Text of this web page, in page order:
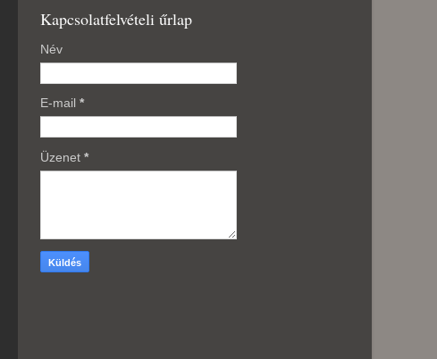
Kapcsolatfelvételi űrlap
Név
E-mail *
Üzenet *